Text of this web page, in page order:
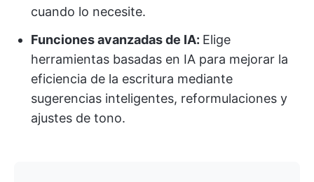
cuando lo necesite.
Funciones avanzadas de IA: Elige
herramientas basadas en IA para mejorar la
eficiencia de la escritura mediante
sugerencias inteligentes, reformulaciones y
ajustes de tono.